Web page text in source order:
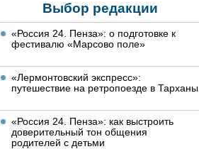
Выбор редакции
«Россия 24. Пенза»: о подготовке к
фестивалю «Марсово поле»
«Лермонтовский экспресс»:
путешествие на ретропоезде в Тарханы
«Россия 24. Пенза»: как выстроить
доверительный тон общения
родителей с детьми